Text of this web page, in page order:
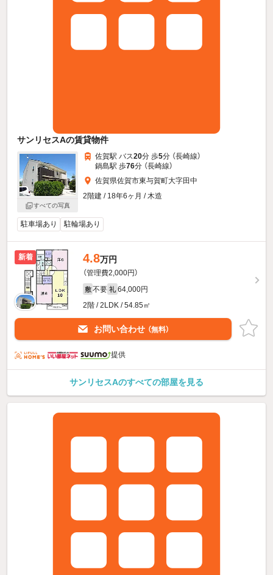
サンリセスAの賃貸物件
すべての写真
佐賀駅 バス20分 歩5分 （長崎線）
鍋島駅 歩76分 （長崎線）
佐賀県佐賀市東与賀町大字田中
2階建 / 18年6ヶ月 / 木造
駐車場あり 駐輪場あり
新着 4.8万円
（管理費2,000円）
敷 不要 礼 64,000円
2階 / 2LDK / 54.85㎡
お問い合わせ （無料）
提供
サンリセスAのすべての部屋を見る